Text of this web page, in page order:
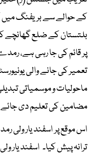
کے حوالے سے بریفنگ
پر قائم کی جا رہی ہے،
تعمیر کی جانے والی
ماحولیات و موسمیاتی
مضامین کی تعلیم دی
اس موقع پر اسفند یار
ترانہ پیش کیا۔ اسفند یار